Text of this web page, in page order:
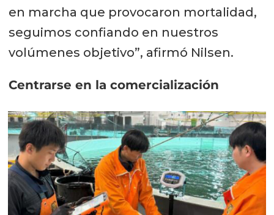
en marcha que provocaron mortalidad,
seguimos confiando en nuestros
volúmenes objetivo”, afirmó Nilsen.
Centrarse en la comercialización